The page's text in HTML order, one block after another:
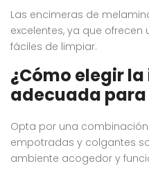
Las encimeras de
excelentes, ya que
fáciles de limpiar.
¿Cómo elegir
adecuada
Opta por una combinación
empotradas y colgantes
ambiente acogedor y